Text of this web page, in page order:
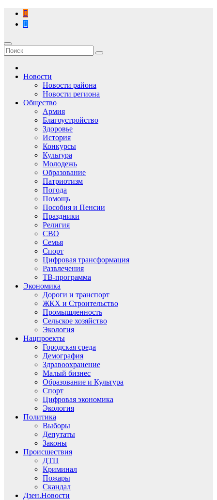
Перейти
содержимому
Новости
Новости района
Новости региона
Общество
Армия
Благоустройство
Здоровье
История
Конкурсы
Культура
Молодежь
Образование
Патриотизм
Погода
Помощь
Пособия и Пенсии
Праздники
Религия
СВО
Семья
Спорт
Цифровая трансформация
Развлечения
ТВ-программа
Экономика
Дороги и транспорт
ЖКХ и Строительство
Промышленность
Сельское хозяйство
Экология
Нацпроекты
Городская среда
Демография
Здравоохранение
Малый бизнес
Образование и Культура
Спорт
Цифровая экономика
Экология
Политика
Выборы
Депутаты
Законы
Происшествия
ДТП
Криминал
Пожары
Скандал
Дзен.Новости